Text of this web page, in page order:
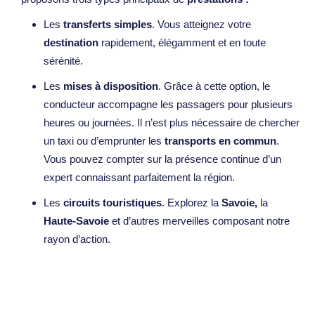
Les transferts simples. Vous atteignez votre
destination rapidement, élégamment et en toute
sérénité.
Les mises à disposition. Grâce à cette option, le
conducteur accompagne les passagers pour plusieurs
heures ou journées. Il n’est plus nécessaire de chercher
un taxi ou d’emprunter les transports en commun.
Vous pouvez compter sur la présence continue d’un
expert connaissant parfaitement la région.
Les circuits touristiques. Explorez la Savoie, la
Haute-Savoie et d’autres merveilles composant notre
rayon d’action.